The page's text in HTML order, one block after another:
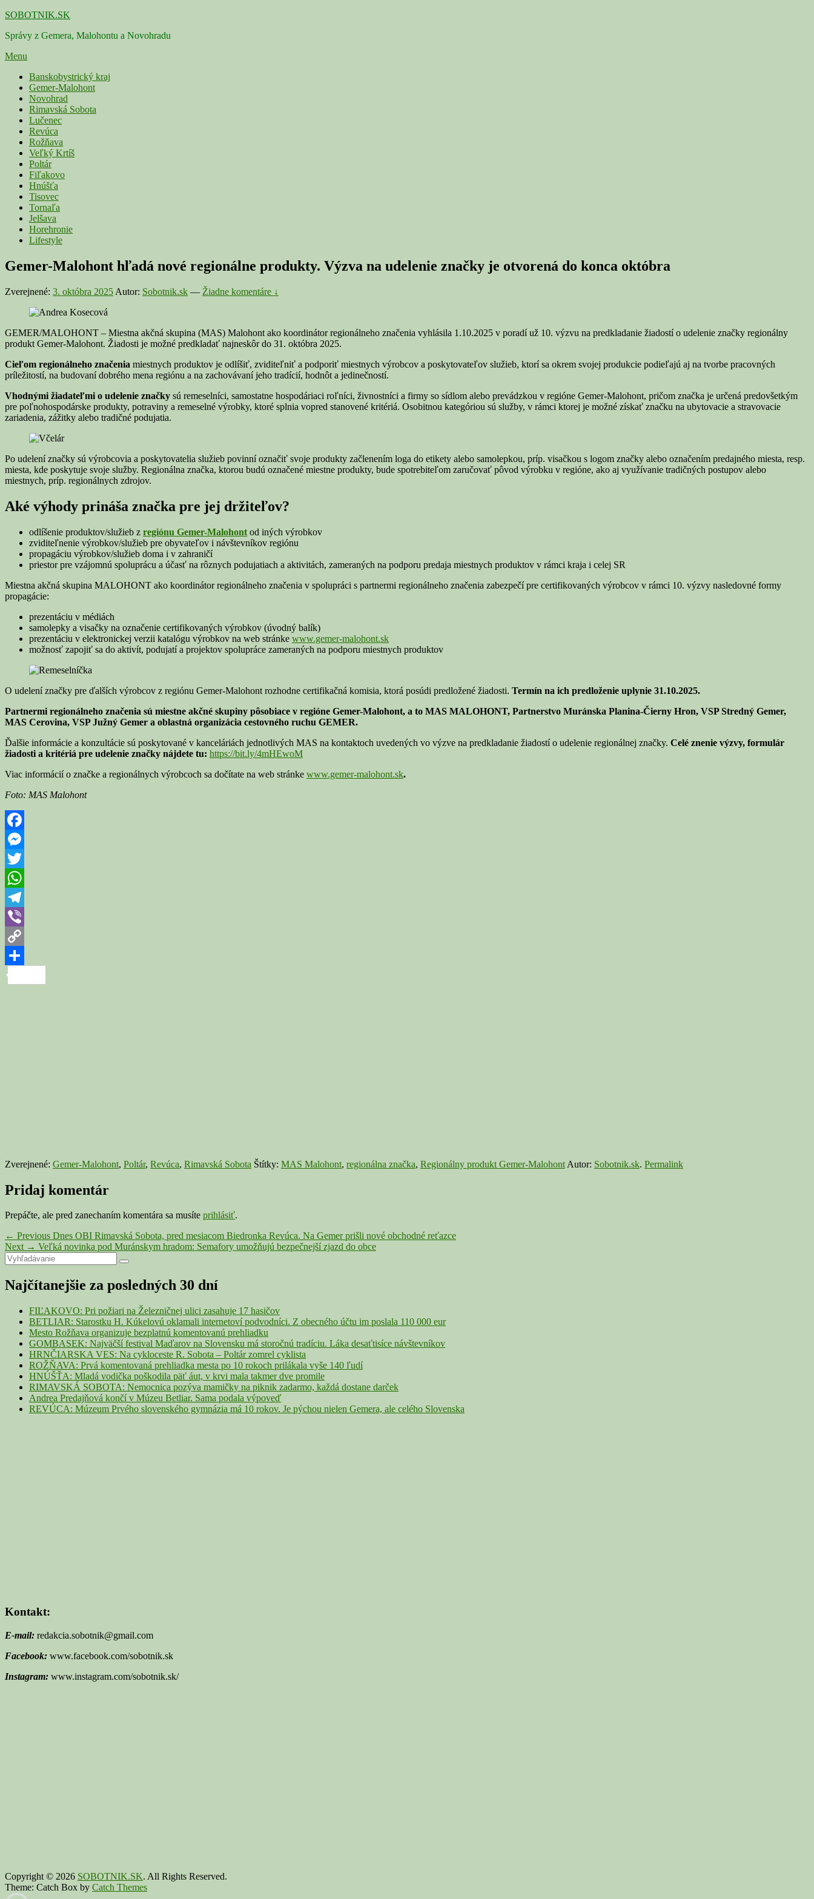
Skip
content
SOBOTNIK.SK
Správy z Gemera, Malohontu a Novohradu
Menu
Primárne
menu
Banskobystrický kraj
Gemer-Malohont
Novohrad
Rimavská Sobota
Lučenec
Revúca
Rožňava
Veľký Krtíš
Poltár
Fiľakovo
Hnúšťa
Tisovec
Tornaľa
Jelšava
Horehronie
Lifestyle
Gemer-Malohont hľadá nové regionálne produkty. Výzva na udelenie značky je otvorená do konca októbra
Zverejnené: 3. októbra 2025 Autor: Sobotnik.sk — Žiadne komentáre ↓
GEMER/MALOHONT – Miestna akčná skupina (MAS) Malohont ako koordinátor regionálneho značenia vyhlásila 1.10.2025 v poradí už 10. výzvu na predkladanie žiadostí o udelenie značky regionálny
produkt Gemer-Malohont. Žiadosti je možné predkladať najneskôr do 31. októbra 2025.
Cieľom regionálneho značenia miestnych produktov je odlíšiť, zviditeľniť a podporiť miestnych výrobcov a poskytovateľov služieb, ktorí sa okrem svojej produkcie podieľajú aj na tvorbe pracovných
príležitostí, na budovaní dobrého mena regiónu a na zachovávaní jeho tradícií, hodnôt a jedinečností.
Vhodnými žiadateľmi o udelenie značky sú remeselníci, samostatne hospodáriaci roľníci, živnostníci a firmy so sídlom alebo prevádzkou v regióne Gemer-Malohont, pričom značka je určená predovšetkým
pre poľnohospodárske produkty, potraviny a remeselné výrobky, ktoré splnia vopred stanovené kritériá. Osobitnou kategóriou sú služby, v rámci ktorej je možné získať značku na ubytovacie a stravovacie
zariadenia, zážitky alebo tradičné podujatia.
Po udelení značky sú výrobcovia a poskytovatelia služieb povinní označiť svoje produkty začlenením loga do etikety alebo samolepkou, príp. visačkou s logom značky alebo označením predajného miesta, resp.
miesta, kde poskytuje svoje služby. Regionálna značka, ktorou budú označené miestne produkty, bude spotrebiteľom zaručovať pôvod výrobku v regióne, ako aj využívanie tradičných postupov alebo
miestnych, príp. regionálnych zdrojov.
Aké výhody prináša značka pre jej držiteľov?
odlíšenie produktov/služieb z regiónu Gemer-Malohont od iných výrobkov
zviditeľnenie výrobkov/služieb pre obyvateľov i návštevníkov regiónu
propagáciu výrobkov/služieb doma i v zahraničí
priestor pre vzájomnú spoluprácu a účasť na rôznych podujatiach a aktivitách, zameraných na podporu predaja miestnych produktov v rámci kraja i celej SR
Miestna akčná skupina MALOHONT ako koordinátor regionálneho značenia v spolupráci s partnermi regionálneho značenia zabezpečí pre certifikovaných výrobcov v rámci 10. výzvy nasledovné formy
propagácie:
prezentáciu v médiách
samolepky a visačky na označenie certifikovaných výrobkov (úvodný balík)
prezentáciu v elektronickej verzii katalógu výrobkov na web stránke www.gemer-malohont.sk
možnosť zapojiť sa do aktivít, podujatí a projektov spolupráce zameraných na podporu miestnych produktov
O udelení značky pre ďalších výrobcov z regiónu Gemer-Malohont rozhodne certifikačná komisia, ktorá posúdi predložené žiadosti. Termín na ich predloženie uplynie 31.10.2025.
Partnermi regionálneho značenia sú miestne akčné skupiny pôsobiace v regióne Gemer-Malohont, a to MAS MALOHONT, Partnerstvo Muránska Planina-Čierny Hron, VSP Stredný Gemer,
MAS Cerovina, VSP Južný Gemer a oblastná organizácia cestovného ruchu GEMER.
Ďalšie informácie a konzultácie sú poskytované v kanceláriách jednotlivých MAS na kontaktoch uvedených vo výzve na predkladanie žiadostí o udelenie regionálnej značky. Celé znenie výzvy, formulár
žiadosti a kritériá pre udelenie značky nájdete tu: https://bit.ly/4mHEwoM
Viac informácií o značke a regionálnych výrobcoch sa dočítate na web stránke www.gemer-malohont.sk.
Foto: MAS Malohont
Facebook
Messenger
Twitter
WhatsApp
Telegram
Viber
Copy
Link
Zverejnené: Gemer-Malohont, Poltár, Revúca, Rimavská Sobota Štítky: MAS Malohont, regionálna značka, Regionálny produkt Gemer-Malohont Autor: Sobotnik.sk. Permalink
Pridaj komentár
Prepáčte, ale pred zanechaním komentára sa musíte prihlásiť.
Navigácia
v
← Previous Previous
post:
Dnes OBI Rimavská Sobota, pred mesiacom Biedronka Revúca. Na Gemer prišli nové obchodné reťazce
Next → Next
post:
Veľká novinka pod Muránskym hradom: Semafory umožňujú bezpečnejší zjazd do obce
Primary
Sidebar
Widget
Area
Search
for:
Search
Najčítanejšie za posledných 30 dní
FIĽAKOVO: Pri požiari na Železničnej ulici zasahuje 17 hasičov
BETLIAR: Starostku H. Kúkelovú oklamali internetoví podvodníci. Z obecného účtu im poslala 110 000 eur
Mesto Rožňava organizuje bezplatnú komentovanú prehliadku
GOMBASEK: Najväčší festival Maďarov na Slovensku má storočnú tradíciu. Láka desaťtisíce návštevníkov
HRNČIARSKA VES: Na cykloceste R. Sobota – Poltár zomrel cyklista
ROŽŇAVA: Prvá komentovaná prehliadka mesta po 10 rokoch prilákala vyše 140 ľudí
HNÚŠŤA: Mladá vodička poškodila päť áut, v krvi mala takmer dve promile
RIMAVSKÁ SOBOTA: Nemocnica pozýva mamičky na piknik zadarmo, každá dostane darček
Andrea Predajňová končí v Múzeu Betliar. Sama podala výpoveď
REVÚCA: Múzeum Prvého slovenského gymnázia má 10 rokov. Je pýchou nielen Gemera, ale celého Slovenska
Kontakt:
E-mail: redakcia.sobotnik@gmail.com
Facebook: www.facebook.com/sobotnik.sk
Instagram: www.instagram.com/sobotnik.sk/
Copyright © 2026 SOBOTNIK.SK. All Rights Reserved.
Theme: Catch Box by Catch Themes